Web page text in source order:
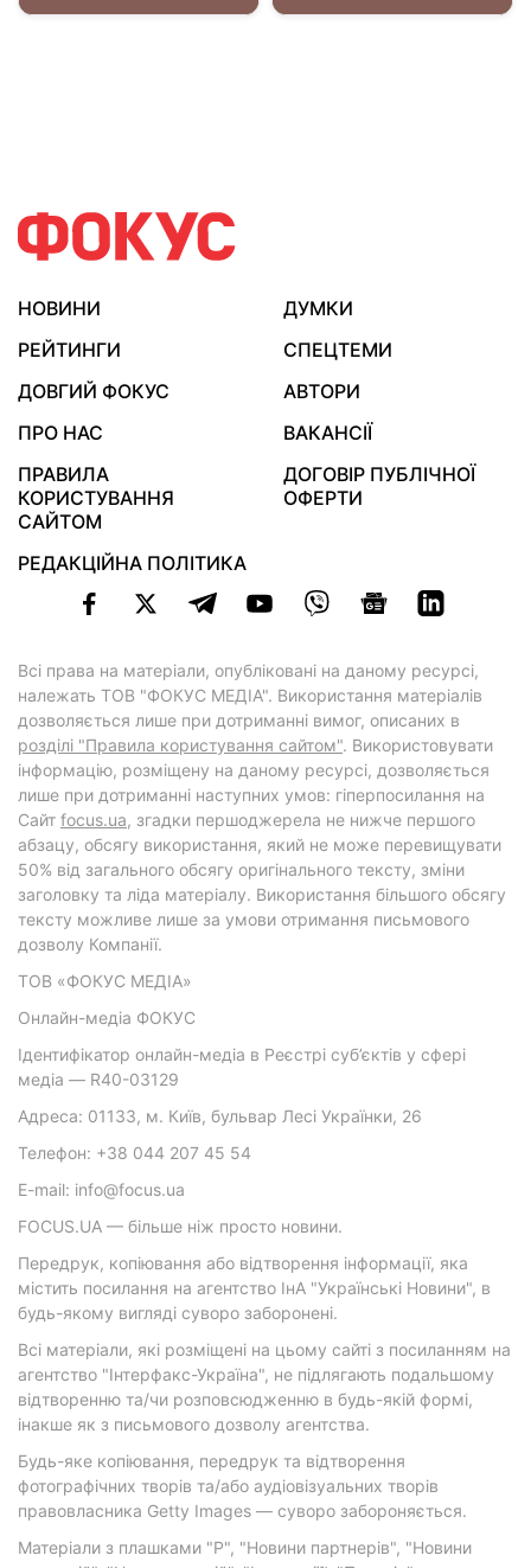
НОВИНИ
ДУМКИ
РЕЙТИНГИ
СПЕЦТЕМИ
ДОВГИЙ ФОКУС
АВТОРИ
ПРО НАС
ВАКАНСІЇ
ПРАВИЛА
КОРИСТУВАННЯ
САЙТОМ
ДОГОВІР ПУБЛІЧНОЇ
ОФЕРТИ
РЕДАКЦІЙНА ПОЛІТИКА
Всі права на матеріали, опубліковані на даному ресурсі,
належать ТОВ "ФОКУС МЕДІА". Використання матеріалів
дозволяється лише при дотриманні вимог, описаних в
розділі "Правила користування сайтом". Використовувати
інформацію, розміщену на даному ресурсі, дозволяється
лише при дотриманні наступних умов: гіперпосилання на
Cайт focus.ua, згадки першоджерела не нижче першого
абзацу, обсягу використання, який не може перевищувати
50% від загального обсягу оригінального тексту, зміни
заголовку та ліда матеріалу. Використання більшого обсягу
тексту можливе лише за умови отримання письмового
дозволу Компанії.
ТОВ «ФОКУС МЕДІА»
Онлайн-медіа ФОКУС
Ідентифікатор онлайн-медіа в Реєстрі суб’єктів у сфері
медіа — R40-03129
Адреса: 01133, м. Київ, бульвар Лесі Українки, 26
Телефон: +38 044 207 45 54
E-mail: info@focus.ua
FOCUS.UA — більше ніж просто новини.
Передрук, копіювання або відтворення інформації, яка
містить посилання на агентство ІнА "Українські Новини", в
будь-якому вигляді суворо заборонені.
Всі матеріали, які розміщені на цьому сайті з посиланням на
агентство "Інтерфакс-Україна", не підлягають подальшому
відтворенню та/чи розповсюдженню в будь-якій формі,
інакше як з письмового дозволу агентства.
Будь-яке копіювання, передрук та відтворення
фотографічних творів та/або аудіовізуальних творів
правовласника Getty Images — суворо забороняється.
Матеріали з плашками "Р", "Новини партнерів", "Новини